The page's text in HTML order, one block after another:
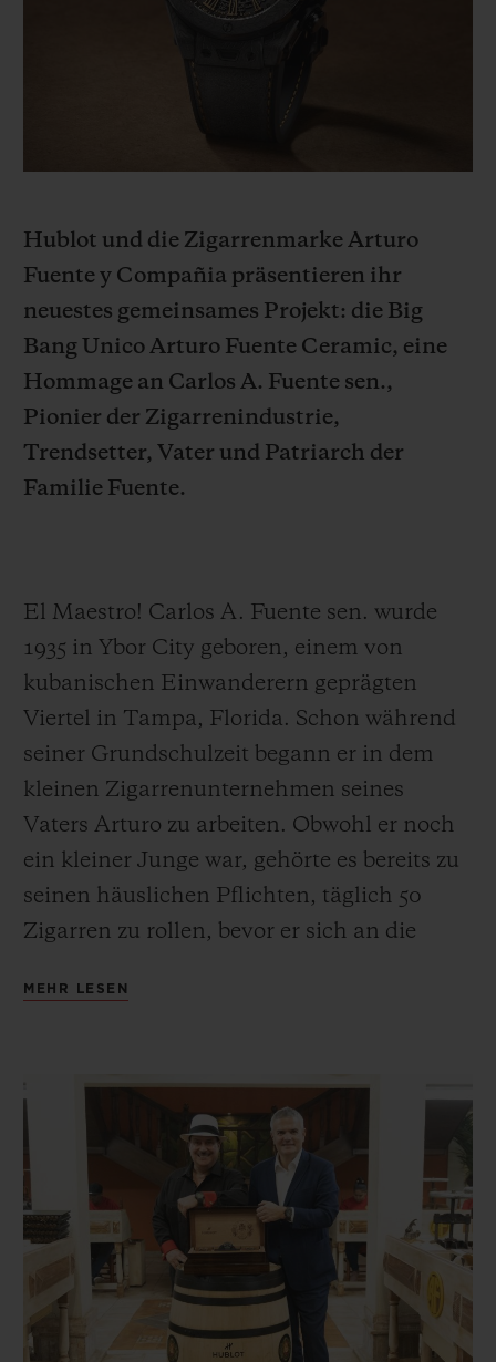
Hublot und die Zigarrenmarke Arturo
Fuente y Compañia präsentieren ihr
neuestes gemeinsames Projekt: die Big
Bang Unico Arturo Fuente Ceramic, eine
Hommage an Carlos A. Fuente sen.,
Pionier der Zigarrenindustrie,
Trendsetter, Vater und Patriarch der
Familie Fuente.
El Maestro! Carlos A. Fuente sen. wurde
1935 in Ybor City geboren, einem von
kubanischen Einwanderern geprägten
Viertel in Tampa, Florida. Schon während
seiner Grundschulzeit begann er in dem
kleinen Zigarrenunternehmen seines
Vaters Arturo zu arbeiten. Obwohl er noch
ein kleiner Junge war, gehörte es bereits zu
seinen häuslichen Pflichten, täglich 50
Zigarren zu rollen, bevor er sich an die
Angespornt von seiner Familie und
bis zum Ruhestand seines Vaters Arturo an
Als er 1956 die Leitung des
Familienunternehmens übernahm,
bemühte sich Carlos sen. voller Ehrgeiz um
die Expansion des Unternehmens –
zunächst in andere Teile Floridas, bevor er
MEHR LESEN
BIG BANG
EXKLUSIVE DIENSTLEISTUNGEN
HUBLOTISTA UND GARANTIEVERLÄNGERUNG
KOSTENLOSE LIEFERUNG & RÜCKSENDUNGEN
SICHERE BEZAHLUNG
KONTAKT
EINE BOUTIQUE FINDEN